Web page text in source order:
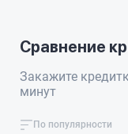
Сравнение
Закажите
минут
По популярности